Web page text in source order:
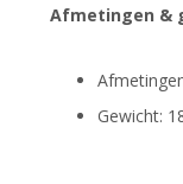
Afmetingen &
Gewicht: